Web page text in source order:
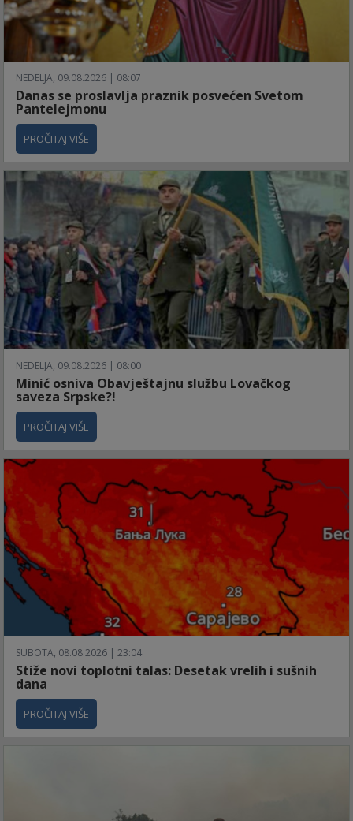
NEDELJA, 09.08.2026 | 08:07
Danas se proslavlja praznik posvećen Svetom
Pantelejmonu
PROČITAJ VIŠE
NEDELJA, 09.08.2026 | 08:00
Minić osniva Obavještajnu službu Lovačkog
saveza Srpske?!
PROČITAJ VIŠE
SUBOTA, 08.08.2026 | 23:04
Stiže novi toplotni talas: Desetak vrelih i sušnih
dana
PROČITAJ VIŠE